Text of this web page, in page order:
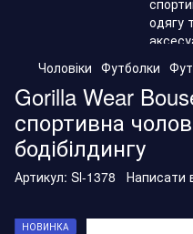
Чоловіки Футболки
Gorilla Wear
спортивна
бодібілдингу
Артикул: Sl-1378 Написати
НОВИНКА